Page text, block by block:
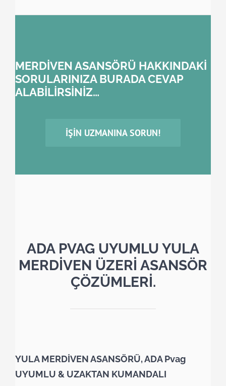
MERDİVEN ASANSÖRÜ HAKKINDAKİ
SORULARINIZA BURADA CEVAP
ALABİLİRSİNİZ…
İŞIN UZMANINA SORUN!
ADA PVAG UYUMLU YULA
MERDİVEN ÜZERİ ASANSÖR
ÇÖZÜMLERİ.
YULA MERDİVEN ASANSÖRÜ, ADA Pvag
UYUMLU & UZAKTAN KUMANDALI